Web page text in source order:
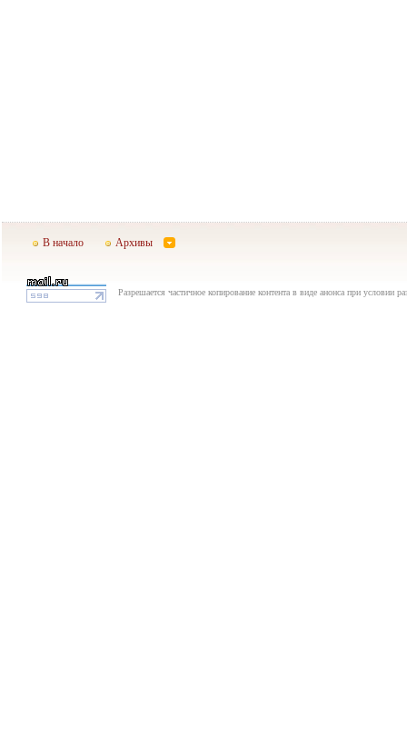
В начало Архивы
Разрешается частичное копирование контента в виде анонса при условии